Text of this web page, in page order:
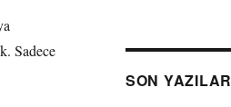
Sadece
SON YAZILAR